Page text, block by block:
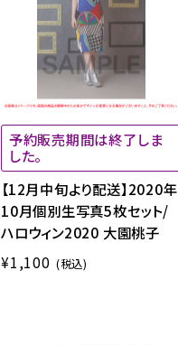
予約販売期間は終了しま
した。
【12月中旬より配送】2020年
10月個別生写真5枚セット/
ハロウィン2020 大園桃子
¥1,100 (税込)